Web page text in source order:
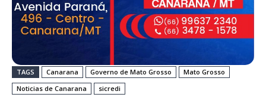
TAGS Canarana Governo de Mato Grosso
Mato Grosso
Noticias de Canarana
sicredi